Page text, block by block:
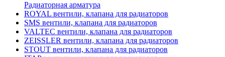
Радиаторная арматура
ROYAL вентили, клапана для радиаторов
SMS вентили, клапана для радиаторов
VALTEC вентили, клапана для радиаторов
ZEISSLER вентили, клапана для радиаторов
STOUT вентили, клапана для радиаторов